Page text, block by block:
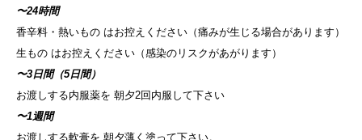
〜24時間
香辛料・熱いもの はお控えください（痛みが生じる場合があります）
生もの はお控えください（感染のリスクがあがります）
〜3日間（5日間）
お渡しする内服薬を 朝夕2回内服して下さい
〜1週間
お渡しする軟膏を 朝夕薄く塗って下さい。